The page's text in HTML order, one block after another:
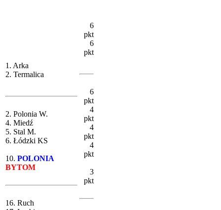
1. Arka
2. Termalica
2. Polonia W.
4. Miedź
5. Stal M.
6. Łódzki KS
10. POLONIA
BYTOM
16. Ruch
6
pkt
6
pkt
6
pkt
4
pkt
4
pkt
4
pkt
3
pkt